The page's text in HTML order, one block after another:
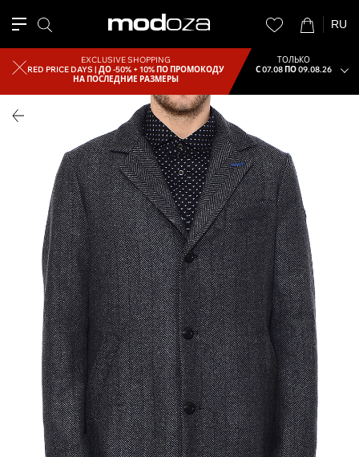
RU
EXCLUSIVE SHOPPING
RED PRICE DAYS |ДО -50% + 10% ПО ПРОМОКОДУ
НА ПОСЛЕДНИЕ РАЗМЕРЫ
ТОЛЬКО
С 07.08 ПО 09.08.26